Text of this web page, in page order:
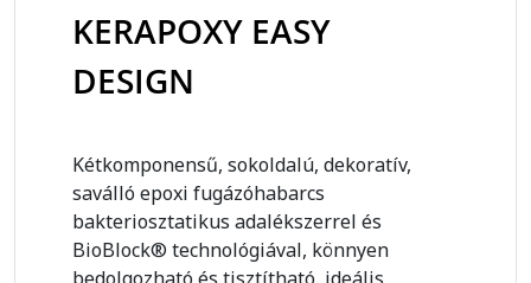
KERAPOXY EASY
DESIGN
Kétkomponensű, sokoldalú, dekoratív,
saválló epoxi fugázóhabarcs
bakteriosztatikus adalékszerrel és
BioBlock® technológiával, könnyen